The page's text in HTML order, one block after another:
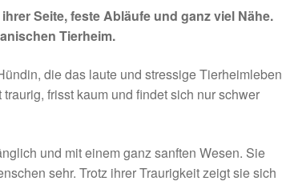
Seite, feste Abläufe und ganz viel Nähe.
Tierheim.
die das laute und stressige Tierheimleben
frisst kaum und findet sich nur schwer
und mit einem ganz sanften Wesen. Sie
sehr. Trotz ihrer Traurigkeit zeigt sie sich